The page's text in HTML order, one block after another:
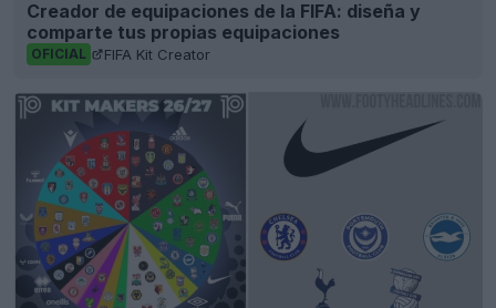
Creador de equipaciones de la FIFA: diseña y
comparte tus propias equipaciones
OFICIAL FIFA Kit Creator